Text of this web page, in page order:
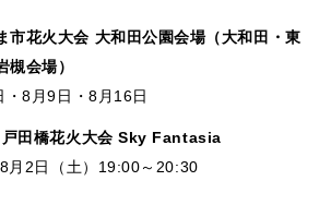
市花火大会 大和田公園会場（大和田・東
槻会場）
・8月9日・8月16日
田橋花火大会 Sky Fantasia
月2日（土）19:00～20:30